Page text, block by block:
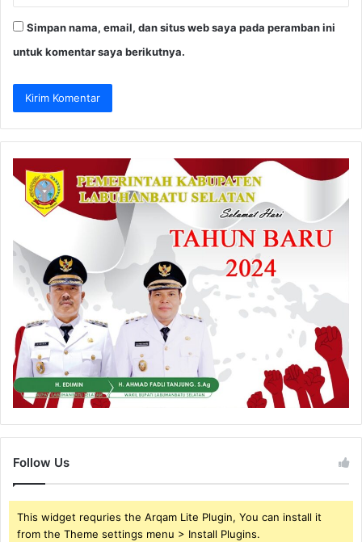
Simpan nama, email, dan situs web saya pada peramban ini
untuk komentar saya berikutnya.
Follow Us
This widget requries the Arqam Lite Plugin, You can install it
from the Theme settings menu > Install Plugins.